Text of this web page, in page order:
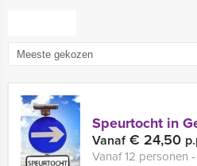
Speurtocht in
Vanaf€ 24,50
Vanaf 12 personen